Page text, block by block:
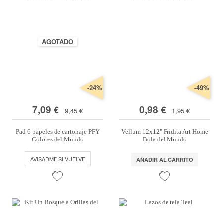
AGOTADO
7,09 € 9,45 €
-24%
Pad 6 papeles de cartonaje PFY
Colores del Mundo
AVISADME SI VUELVE
0,98 € 1,95 €
-49%
Vellum 12x12" Fridita Art Home
Bola del Mundo
AÑADIR AL CARRITO